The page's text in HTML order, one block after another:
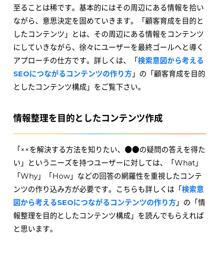
至ることは稀です。基本的にはその周辺にある情報を拾い
ながら、意思決定を固めていきます。「顧客育成を目的と
したコンテンツ」とは、その周辺にある情報をコンテンツ
にしていきながら、徐々にユーザーを最終ゴールへと導く
アプローチの仕方です。詳しくは、「検索意図から考える
SEOにつながるコンテンツの作り方」の「顧客育成を目的
としたコンテンツ構成」をご覧下さい。
情報整理を目的としたコンテンツ作成
「××を解決する方法を知りたい、●●の疑問の答えを得た
い」というニーズを持つユーザーに対しては、「What」
「Why」「How」などの回答の網羅性を重視したコンテ
ンツの作り込み方が必要です。こちらも詳しくは「検索意
図から考えるSEOにつながるコンテンツの作り方」の「情
報整理を目的としたコンテンツ構成」を読んでもらえれば
と思います。